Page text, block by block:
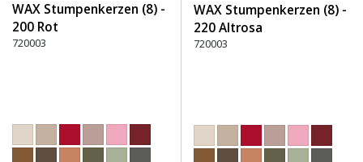
WAX Stumpenkerzen (8) -
200 Rot
720003
WAX Stumpenkerzen (8) -
220 Altrosa
720003